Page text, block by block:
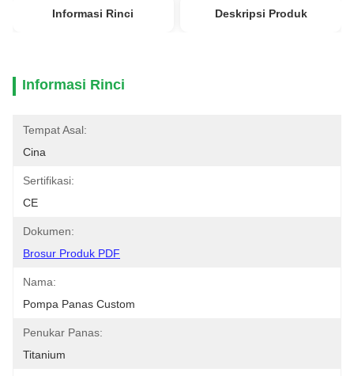
Informasi Rinci Deskripsi Produk
Informasi Rinci
Tempat Asal:
Cina
Sertifikasi:
CE
Dokumen:
Brosur Produk PDF
Nama:
Pompa Panas Custom
Penukar Panas:
Titanium